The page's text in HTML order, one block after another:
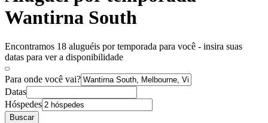
Wantirna South
Encontramos 18 aluguéis por temporada para você - insira suas
datas para ver a disponibilidade
Para onde você vai?
Datas
Hóspedes
Buscar